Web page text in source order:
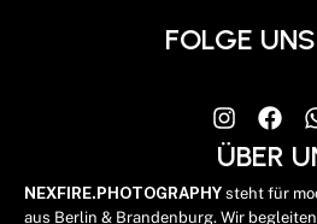
FOLGE
ÜBER
NEXFIRE.PHOTOGRAPHY steht für
aus Berlin & Brandenburg. Wir